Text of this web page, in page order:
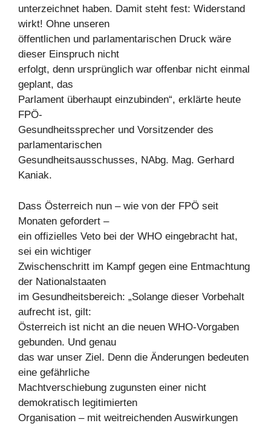
unterzeichnet haben. Damit steht fest: Widerstand
wirkt! Ohne unseren
öffentlichen und parlamentarischen Druck wäre
dieser Einspruch nicht
erfolgt, denn ursprünglich war offenbar nicht einmal
geplant, das
Parlament überhaupt einzubinden“, erklärte heute
FPÖ-
Gesundheitssprecher und Vorsitzender des
parlamentarischen
Gesundheitsausschusses, NAbg. Mag. Gerhard
Kaniak.
Dass Österreich nun – wie von der FPÖ seit
Monaten gefordert –
ein offizielles Veto bei der WHO eingebracht hat,
sei ein wichtiger
Zwischenschritt im Kampf gegen eine Entmachtung
der Nationalstaaten
im Gesundheitsbereich: „Solange dieser Vorbehalt
aufrecht ist, gilt:
Österreich ist nicht an die neuen WHO-Vorgaben
gebunden. Und genau
das war unser Ziel. Denn die Änderungen bedeuten
eine gefährliche
Machtverschiebung zugunsten einer nicht
demokratisch legitimierten
Organisation – mit weitreichenden Auswirkungen